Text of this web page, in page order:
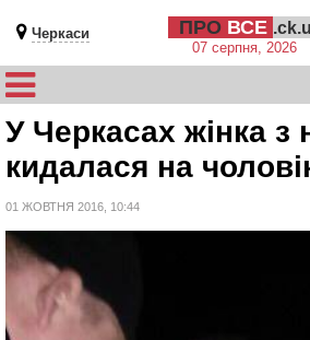
Черкаси ПРО ВСЕ
07 серпня, 2026
У Черкасах жінка з
кидалася на
01 ЖОВТНЯ 2016, 10:44